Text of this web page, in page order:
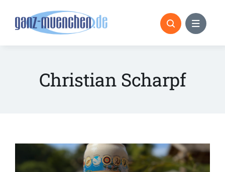
Christian Scharpf